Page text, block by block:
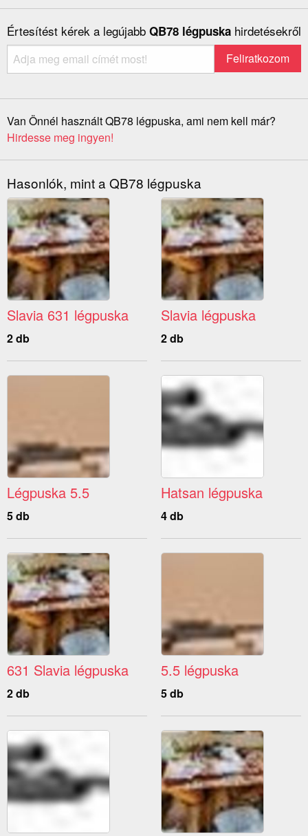
Értesítést kérek a legújabb QB78 légpuska hirdetésekről
Van Önnél használt QB78 légpuska, ami nem kell már?
Hirdesse meg ingyen!
Hasonlók, mint a QB78 légpuska
Slavia 631 légpuska
2 db
Slavia légpuska
2 db
Légpuska 5.5
5 db
Hatsan légpuska
4 db
631 Slavia légpuska
2 db
5.5 légpuska
5 db